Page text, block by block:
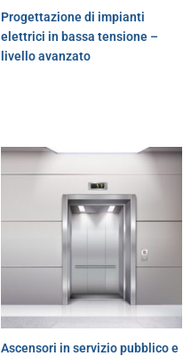
Progettazione di impianti
elettrici in bassa tensione –
livello avanzato
Ascensori in servizio pubblico e